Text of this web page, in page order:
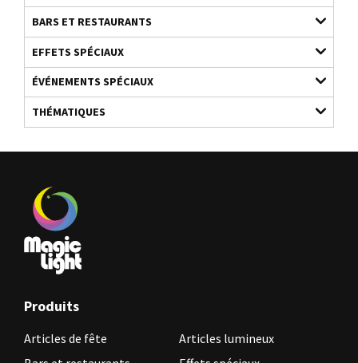
BARS ET RESTAURANTS
EFFETS SPÉCIAUX
ÉVÉNEMENTS SPÉCIAUX
THÉMATIQUES
Produits
Articles de fête
Articles lumineux